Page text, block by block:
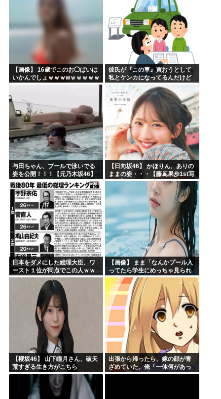
韓国が独自開発したと自慢する甘いトマト、実はそこら辺のト...
埼玉川越に突如として「モスク」が自生 外国人「自分たちは...
はっきり言う、プリキュア見た事ない
自民党、古謝玄太の推薦を決定 沖縄県知事選
【映画悲報】日本(ジャップ)の映画界、完全に終わる…現代...
【画像】 16歳でこのお◯ぱいは
いかんでしょｗｗｗwｗｗｗｗｗ
ｗｗｗ❤
彼氏が『この車』買おうとして
私とケンカになってるんだけど
ｗｗｗｗｗｗ
与田ちゃん、プールで泳いでる
姿を公開！！！【元乃木坂46】
【日向坂46】 かほりん、ありの
ままの姿・・・【藤嶌果歩1st写
真集】
日本をダメにした総理大臣、ワ
ースト１位が同点でこの人ｗｗ
ｗｗｗｗ
【画像】 まま「なんかプール入
ってたら学生にめっちゃ見られ
たw」
【櫻坂46】 山下瞳月さん、破天
荒すぎる生き方がこちら
出張から帰ったら、嫁の顔が青
ざめていた。俺「一体何があっ
たんだ？」嫁「…」→子供たち